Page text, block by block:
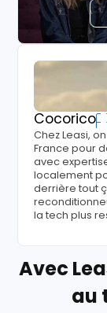
Cocorico
Chez Leasi,
France pour
avec
localement
derrière tout
la tech plus
Avec
au